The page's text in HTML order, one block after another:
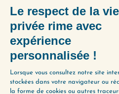
ENVIE
Utilisez notre
outil précieux
découvrir les